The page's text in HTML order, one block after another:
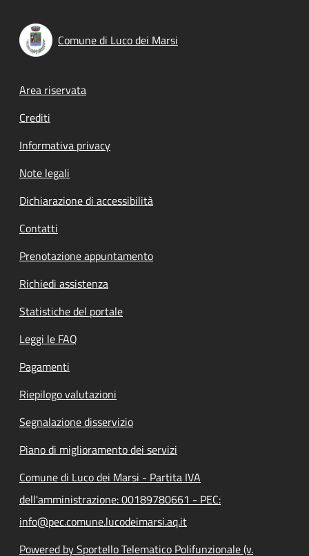
Comune di Luco dei Marsi
Footer menu
Area riservata
Crediti
Informativa privacy
Note legali
Dichiarazione di accessibilità
Contatti
Prenotazione appuntamento
Richiedi assistenza
Statistiche del portale
Leggi le FAQ
Pagamenti
Riepilogo valutazioni
Segnalazione disservizio
Piano di miglioramento dei servizi
Comune di Luco dei Marsi - Partita IVA
dell'amministrazione: 00189780661 - PEC:
info@pec.comune.lucodeimarsi.aq.it
Powered by Sportello Telematico Polifunzionale (v.